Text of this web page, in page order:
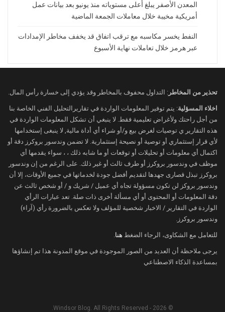
عبر الوسيط الباكستاني يتضمن 14 بندًا، من
بينها المطالبة بهدنة طويلة الأمد وضمانات
دولية ورفع الحصار البحري، بينما اعتبر
مسؤولون أمريكيون أن المقترح الإيراني لا
تزايدت رهانات الأسواق بشأن تشديد السياسة
النقدية الأمريكية، بالتزامن مع تولي كيفن
وارش رئاسة مجلس الاحتياطي الفيدرالي
رسميًا يوم الجمعة المقبلة.
ووفقًا لأداة “فيد ووتش” التابعة لمجموعة
CME، ارتفعت احتمالات رفع أسعار الفائدة
الأمريكية في ديسمبر إلى 45%، مقارنة
بمستويات كانت تدور قرب 16% فقط في
بداية مايو.
في المقابل، استقرت احتمالات تثبيت أسعار
احتمالات خفض الفائدة بنحو 25 نقطة أساس
نحو 1% فقط.
المعدن الأصفر يبلغ أعلى مستوياته منذ يونيو بعد بيانات عمل
أمريكية مخيبة خلال معاملات الجمعة الماضية
النفط يخسر مكاسبه مع ترقب اتفاق قد يخفف مخاطر الإمدادات
عبر هرمز خلال تعاملات نهاية الأسبوع
تحذير من المخاطر : التداول محفوف بالمخاطر وقد يؤدي إلى خسارة رأس المال.
اخلاء المسؤلية: يتم توفير المعلومات الواردة في تقاريرالتحليل الفني الخاصة بنا
من أجل راحتك ولأغراض تعليمية فقط. لا ينبغي أن تشكل المعلومات الواردة في
هذه التقارير ي توصيات لغرض بيع و/أو شراء أي أداة مالية, لا ينبغى إستخدامها
لأي قرار إستثماري أو توصية أو نصيحة إستثمارية. لا تضمن وندسور بروكرز دقة أو
اكتمال أي معلومات أو تحليلات أو توقعات أو ما شابه ذلك ، ، سواء يقدمها أي
موظف في وندسور بروكرز أو طرف ثالث أو غير ذلك. على الرغم من إن وندسور
بروكرز تبذل قصارى جهدها لتقديم أفضل جودة لخدماتها في جميع الأوقات، إلا أن
وندسور بروكز لن تكون مسؤولة تجاه أي عميل / شريك و / أو شخص ثالث عن
دقة المعلومات أو المحتوى أو أي مسألة أخرى ذات صلة. تعد عبارات الرأي
الواردة في التقارير / الاخبار شخصية للمؤلف ولا تعكس بالضرورة رأي (آراء)
وندسور بروكرز.
للتعامل مع الشكاوى، الرجاء الضغط هنا
يرجى ملاحظة أن العديد من الصور الموجودة في موقع المدونة هذا تم إنشاؤها
بمساعدة الذكاء الاصطناعي
© 2026 - Windsor Blog. All Rights Reserved.